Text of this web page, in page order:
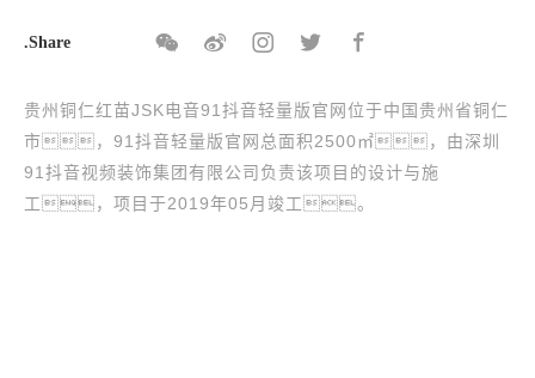
.Share
贵州铜仁红苗JSK电音91抖音轻量版官网位于中国贵州省铜仁
市，91抖音轻量版官网总面积2500㎡，由深圳
91抖音视频装饰集团有限公司负责该项目的设计与施
工，项目于2019年05月竣工。